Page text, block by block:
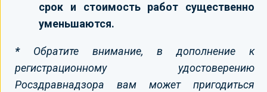
срок и стоимость работ существенно
уменьшаются.
*Обратите внимание, в дополнение к
регистрационному удостоверению
Росздравнадзора вам может пригодиться